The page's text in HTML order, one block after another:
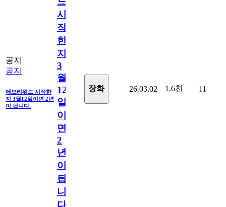
공지
공지
메모리워드 시작한
지 3월12일이면 2년
이 됩니다.
시
작
한
지
3
월
12
일
이
면
2
년
이
됩
니
다.
장화 26.03.02 1.6천 11